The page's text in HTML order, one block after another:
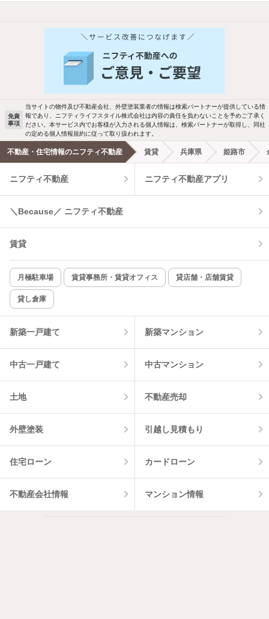
免責
事項
当サイトの物件及び不動産会社、外壁塗装業者の情報は検索パートナーが提供している情
報であり、ニフティライフスタイル株式会社は内容の責任を負わないことを予めご了承く
ださい。本サービス内でお客様が入力される個人情報は、検索パートナーが取得し、同社
の定める個人情報規約に従って取り扱われます。
不動産・住宅情報のニフティ不動産 賃貸 兵庫県 姫路市
ニフティ不動産 ニフティ不動産アプリ
＼Because／ ニフティ不動産
賃貸
月極駐車場 賃貸事務所・賃貸オフィス 貸店舗・店舗賃貸
貸し倉庫
新築一戸建て 新築マンション
中古一戸建て 中古マンション
土地 不動産売却
外壁塗装 引越し見積もり
住宅ローン カードローン
不動産会社情報 マンション情報